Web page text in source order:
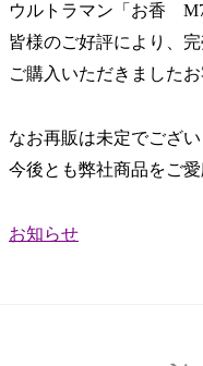
ウルトラマン「お香
皆様のご好評により、完
ご購入いただきました
なお再販は未定でござい
今後とも弊社商品をご
カ
お知らせ